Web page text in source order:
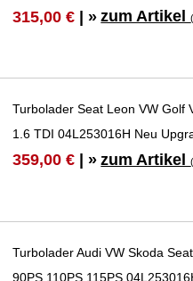
315,00 € | » zum Artikel
Turbolader Seat Leon VW Golf
1.6 TDI 04L253016H Neu
359,00 € | » zum Artikel
Turbolader Audi VW Skoda
90PS 110PS 115PS